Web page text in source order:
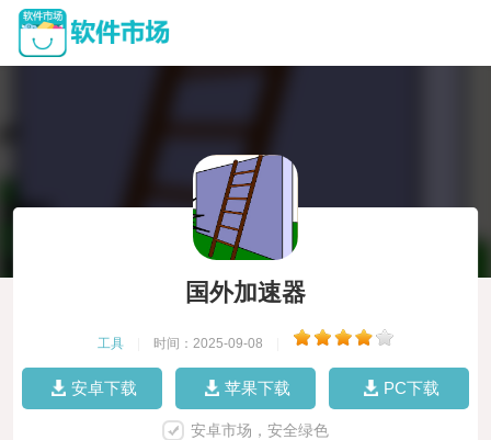
国外加速器
工具 时间：2025-09-08
安卓下载 苹果下载 PC下载
安卓市场，安全绿色